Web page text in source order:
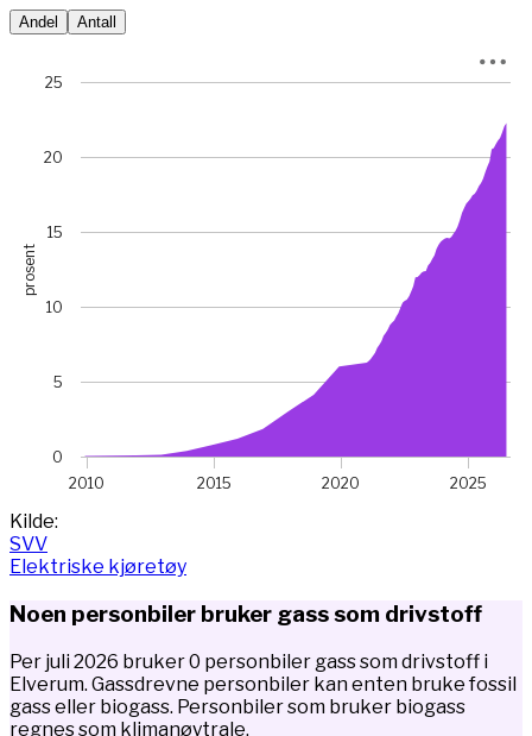
Andel Antall
The chart has 1 X axis displaying Time. Data ranges from
The chart has 1 Y axis displaying prosent. Data ranges
prosent
2010 2015 2020 2025
0
5
10
15
20
25
End of interactive chart.
Kilde:
SVV
Elektriske kjøretøy
Noen personbiler bruker gass som drivstoff
Per juli 2026 bruker 0 personbiler gass som drivstoff i
Elverum. Gassdrevne personbiler kan enten bruke fossil
gass eller biogass. Personbiler som bruker biogass
regnes som klimanøytrale.